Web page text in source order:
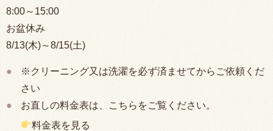
8:00～15:00
お盆休み
8/13(木)～8/15(土)
※クリーニング又は洗濯を必ず済ませてからご依頼くだ
さい
お直しの料金表は、こちらをご覧ください。
料金表を見る